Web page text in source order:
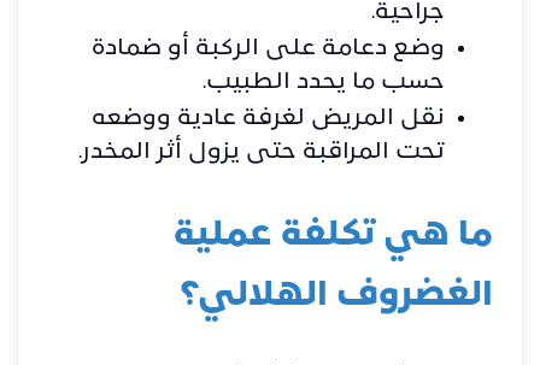
جراحية.
وضع دعامة على الركبة أو ضمادة
حسب ما يحدد الطبيب.
نقل المريض لغرفة عادية ووضعه
تحت المراقبة حتى يزول أثر المخدر.
ما هي تكلفة عملية
الغضروف الهلالي؟